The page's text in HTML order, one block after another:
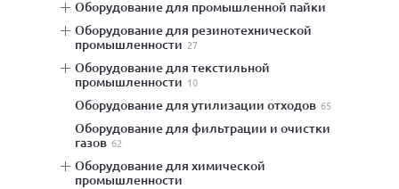
оборудование для промышленной пайки
оборудование для резинотехнической
промышленности 27
оборудование для текстильной
промышленности 10
оборудование для утилизации отходов 65
оборудование для фильтрации и очистки
газов 62
оборудование для химической
промышленности